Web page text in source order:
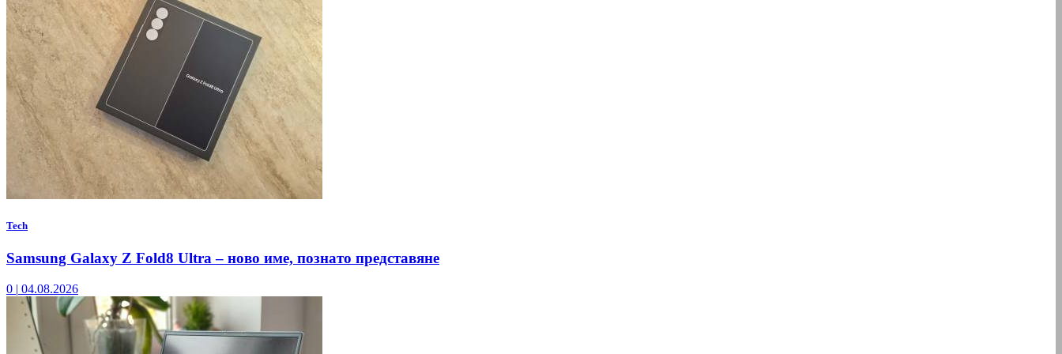
Tech
Samsung Galaxy Z Fold8 Ultra – ново име, познато представяне
0 | 04.08.2026